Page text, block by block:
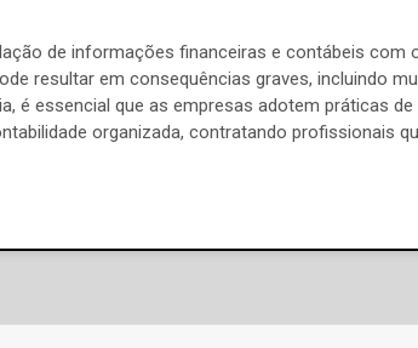
de informações financeiras e contábeis com
resultar em consequências graves, incluindo
é essencial que as empresas adotem práticas de
organizada, contratando profissionais